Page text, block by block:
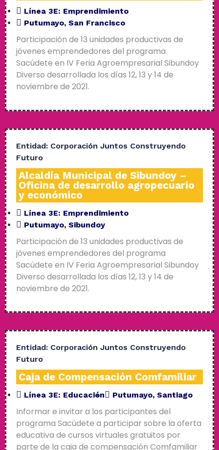
Línea 3E: Emprendimiento
Putumayo, San Francisco
Participación de 13 unidades productivas de
jóvenes emprendedores del programa
Sacúdete en IV Feria Agroempresarial Sibundoy
Diverso desarrollada los días 12, 13 y 14 de
noviembre de 2021.
Entidad: Corporación Juntos Construyendo
Futuro
Alcaldía Municipal de Sibundoy –
Oficina de desarrollo agropecuario
y económico
Línea 3E: Emprendimiento
Putumayo, Sibundoy
Participación de 13 unidades productivas de
jóvenes emprendedores del programa
Sacúdete en IV Feria Agroempresarial Sibundoy
Diverso desarrollada los días 12, 13 y 14 de
noviembre de 2021.
Entidad: Corporación Juntos Construyendo
Futuro
Caja de Compensación Comfamiliar
Línea 3E: Educación Putumayo, Santiago
Informar e invitar a los participantes del
programa Sacúdete a participar sobre la oferta
educativa de cursos virtuales gratuitos por
parte de la caja de compensación Comfamiliar